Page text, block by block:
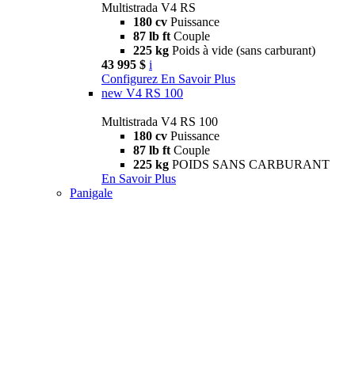
Multistrada V4 RS
180 cv Puissance
87 lb ft Couple
225 kg Poids à vide (sans carburant)
43 995 $ i
Configurez En Savoir Plus
new V4 RS 100
Multistrada V4 RS 100
180 cv Puissance
87 lb ft Couple
225 kg POIDS SANS CARBURANT
En Savoir Plus
Panigale